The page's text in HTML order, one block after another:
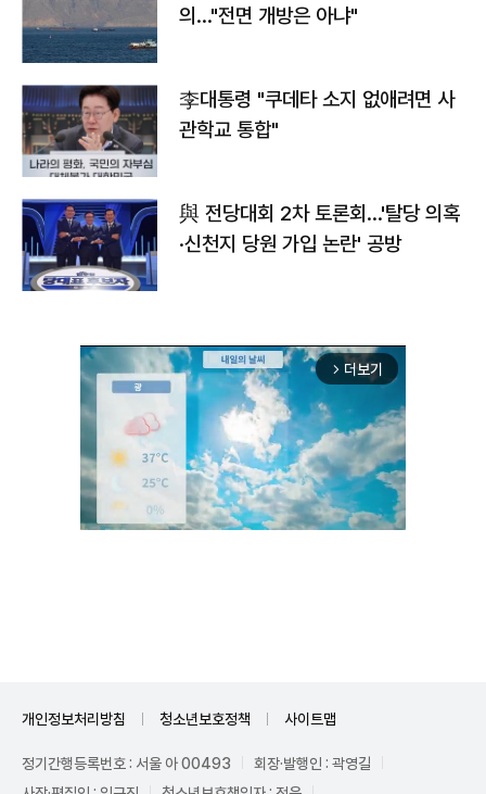
의…"전면 개방은 아냐"
李대통령 "쿠데타 소지 없애려면 사
관학교 통합"
與 전당대회 2차 토론회…'탈당 의혹
·신천지 당원 가입 논란' 공방
arrow_forward_ios 더보기
개인정보처리방침 청소년보호정책 사이트맵
정기간행등록번호 : 서울 아 00493
회장·발행인 : 곽영길